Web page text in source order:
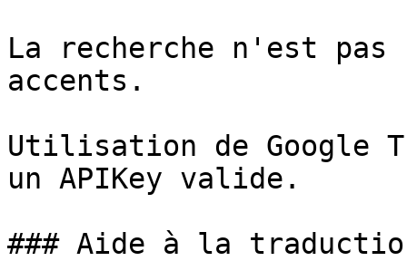
La recherche n'est
accents.
Utilisation de
un APIKey valide.
### Aide à la